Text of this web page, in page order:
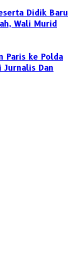
Didik Baru
Wali Murid
Paris ke Polda
Jurnalis Dan